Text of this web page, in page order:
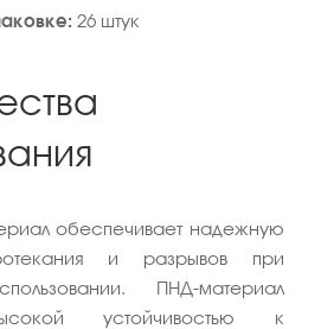
26 штук
обеспечивает надежную
и разрывов при
ПНД-материал
устойчивостью к